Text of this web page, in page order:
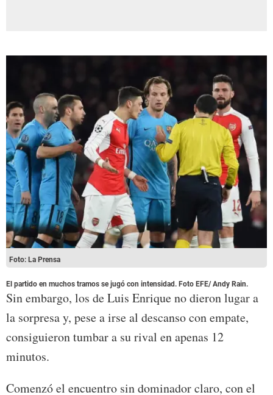
Foto: La Prensa
El partido en muchos tramos se jugó con intensidad. Foto EFE/ Andy Rain.
Sin embargo, los de Luis Enrique no dieron lugar a
la sorpresa y, pese a irse al descanso con empate,
consiguieron tumbar a su rival en apenas 12
minutos.
Comenzó el encuentro sin dominador claro, con el